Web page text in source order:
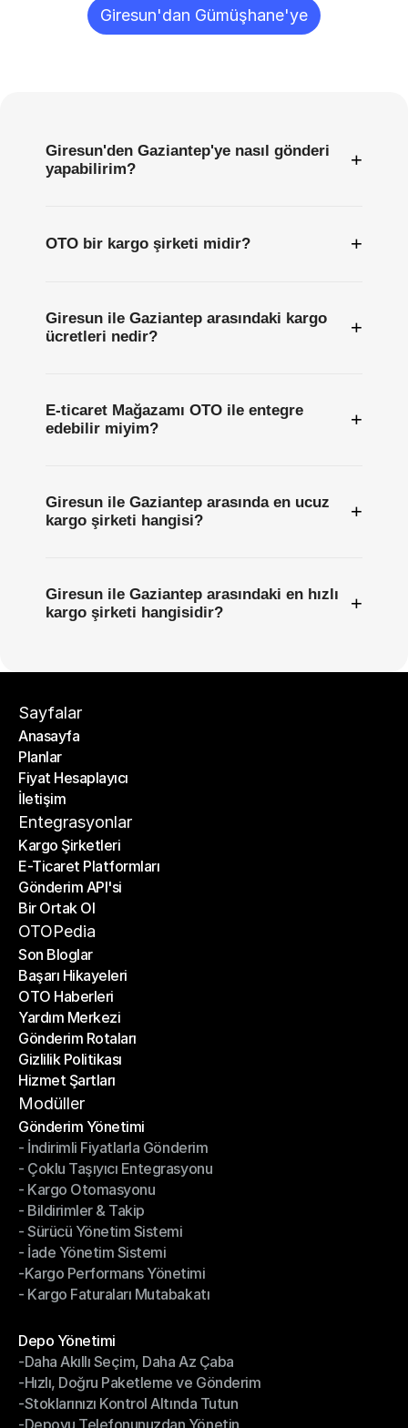
Giresun'dan Gümüşhane'ye
Giresun'den Gaziantep'ye nasıl gönderi
yapabilirim?
+
OTO bir kargo şirketi midir? +
Giresun ile Gaziantep arasındaki kargo
ücretleri nedir?
+
E-ticaret Mağazamı OTO ile entegre
edebilir miyim?
+
Giresun ile Gaziantep arasında en ucuz
kargo şirketi hangisi?
+
Giresun ile Gaziantep arasındaki en hızlı
kargo şirketi hangisidir?
+
Sayfalar
Anasayfa
Anasayfa
Planlar
Planlar
Fiyat Hesaplayıcı
Fiyat Hesaplayıcı
İletişim
İletişim
Entegrasyonlar
Kargo Şirketleri
Kargo Şirketleri
E-Ticaret Platformları
E-Ticaret Platformları
Gönderim API'si
Gönderim API'si
Bir Ortak Ol
Bir Ortak Ol
OTOPedia
Son Bloglar
Son Bloglar
Başarı Hikayeleri
Başarı Hikayeleri
OTO Haberleri
OTO Haberleri
Yardım Merkezi
Yardım Merkezi
Gönderim Rotaları
Gönderim Rotaları
Gizlilik Politikası
Gizlilik Politikası
Hizmet Şartları
Hizmet Şartları
Modüller
Gönderim Yönetimi
Gönderim Yönetimi
- İndirimli Fiyatlarla Gönderim
- İndirimli Fiyatlarla Gönderim
- Çoklu Taşıyıcı Entegrasyonu
- Çoklu Taşıyıcı Entegrasyonu
- Kargo Otomasyonu
- Kargo Otomasyonu
- Bildirimler & Takip
- Bildirimler & Takip
- Sürücü Yönetim Sistemi
- Sürücü Yönetim Sistemi
- İade Yönetim Sistemi
- İade Yönetim Sistemi
-Kargo Performans Yönetimi
-Kargo Performans Yönetimi
- Kargo Faturaları Mutabakatı
Depo Yönetimi
Depo Yönetimi
-Daha Akıllı Seçim, Daha Az Çaba
-Daha Akıllı Seçim, Daha Az Çaba
-Hızlı, Doğru Paketleme ve Gönderim
-Hızlı, Doğru Paketleme ve Gönderim
-Stoklarınızı Kontrol Altında Tutun
-Depoyu Telefonunuzdan Yönetin